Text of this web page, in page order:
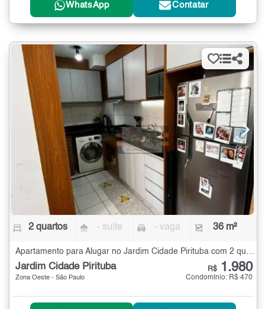
WhatsApp Contatar
2 quartos - suíte - vaga 36 m²
Apartamento para Alugar no Jardim Cidade Pirituba com 2 quartos - 36 m²
Jardim Cidade Pirituba
Zona Oeste - São Paulo
R$ 1.980
Condomínio: R$ 470